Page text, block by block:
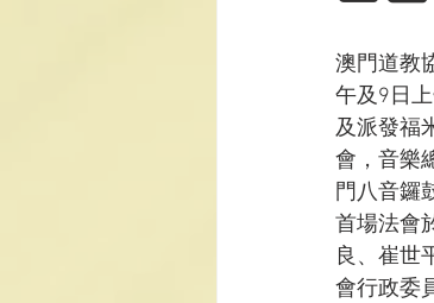
澳門道教
午及9日
及派發福
會，音樂
門八音鑼
首場法會
良、崔世
會行政委